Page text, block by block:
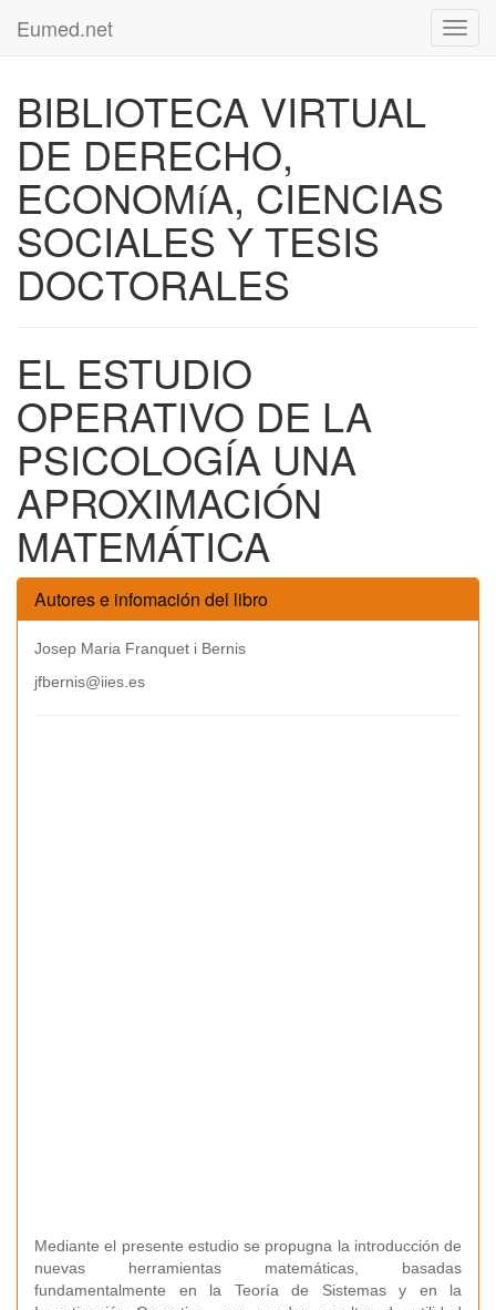
Eumed.net
BIBLIOTECA VIRTUAL
DE DERECHO,
ECONOMíA, CIENCIAS
SOCIALES Y TESIS
DOCTORALES
EL ESTUDIO
OPERATIVO DE LA
PSICOLOGÍA UNA
APROXIMACIÓN
MATEMÁTICA
Autores e infomación del libro
Josep Maria Franquet i Bernis
jfbernis@iies.es
Mediante el presente estudio se propugna la introducción de
nuevas herramientas matemáticas, basadas
fundamentalmente en la Teoría de Sistemas y en la